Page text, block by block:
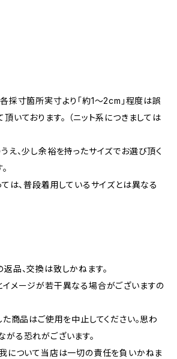
採寸箇所実寸より「約1～2cm」程度は誤
いております。 （ニット系につきましては
え、少し余裕を持ったサイズでお選び頂く
ては、普段着用しているサイズとは異なる
品、交換は致しかねます。
イメージが若干異なる場合がございますの
た商品はご使用を中止してください。思わ
る恐れがございます。
我について当店は一切の責任を負いかねま